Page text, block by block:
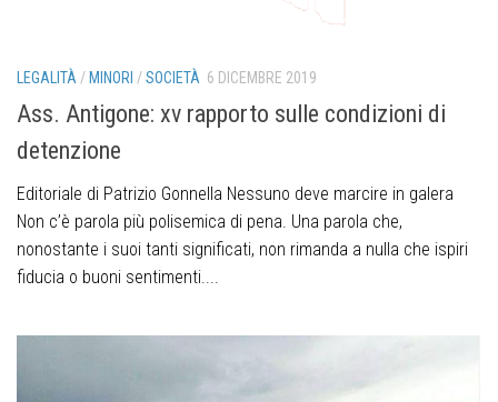
LEGALITÀ / MINORI /SOCIETÀ 6 DICEMBRE 2019
Ass. Antigone: xv rapporto sulle condizioni di
detenzione
Editoriale di Patrizio Gonnella Nessuno deve marcire in galera
Non c’è parola più polisemica di pena. Una parola che,
nonostante i suoi tanti significati, non rimanda a nulla che ispiri
fiducia o buoni sentimenti....